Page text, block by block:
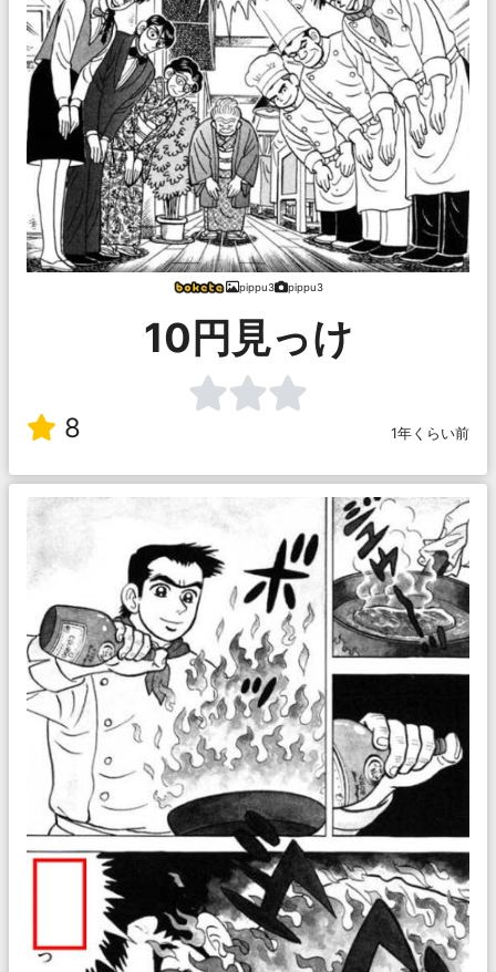
pippu3 pippu3
10円見っけ
8 1年くらい前